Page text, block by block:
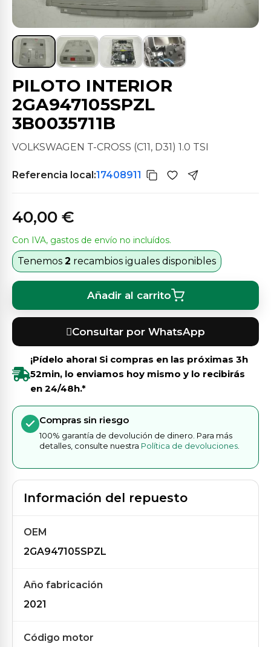
PILOTO INTERIOR
2GA947105SPZL
3B0035711B
VOLKSWAGEN T-CROSS (C11, D31) 1.0 TSI
Referencia local:17408911
40,00 €
Con IVA, gastos de envío no incluídos.
Tenemos 2 recambios iguales disponibles
Añadir al carrito
Consultar por WhatsApp
¡Pídelo ahora! Si compras en las próximas 3h
52min, lo enviamos hoy mismo y lo recibirás
en 24/48h.*
Compras sin riesgo
100% garantía de devolución de dinero. Para más
detalles, consulte nuestra Política de devoluciones
Información del repuesto
OEM
2GA947105SPZL
Año fabricación
2021
Código motor